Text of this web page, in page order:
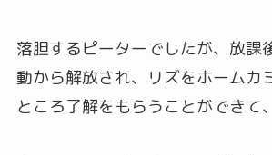
落胆するピーターでしたが、放課
動から解放され、リズをホームカ
ところ了解をもらうことができて